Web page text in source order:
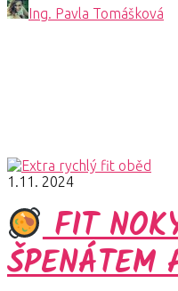
Ing. Pavla Tomášková
1.11. 2024
FIT
ŠPENÁTEM